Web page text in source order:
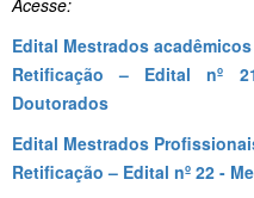
Acesse:
Edital Mestrados
Retificação – Edital nº
Doutorados
Edital Mestrados
Retificação – Edital nº 22 -